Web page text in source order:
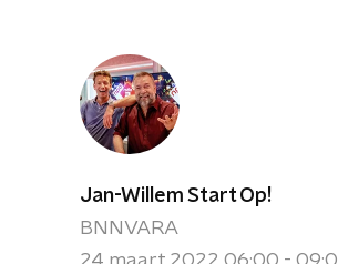
Jan-Willem Start Op!
BNNVARA